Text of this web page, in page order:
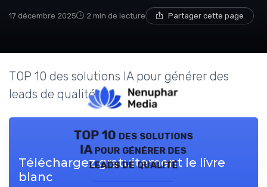
17 décembre 2025 2 min de lecture Partager cette page
TOP 10 des solutions IA pour générer des
leads de qualité
TOP 10 des solutions
IA pour générer des
leads de qualité
Téléchargez gratuitement le livre
blanc